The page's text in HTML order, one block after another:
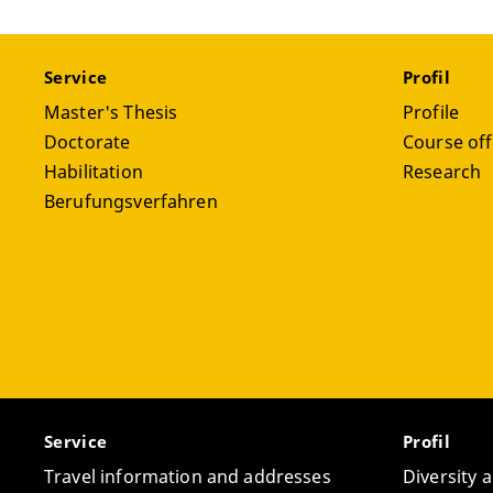
11/25:
In:H-
07/23:
“Frau,
Service
Master's Thesis
Doctorate
Habilitation
Berufungsverfahren
Profil
Profile
Course
Research
Service
Travel information and addresses
Profil
Diversity